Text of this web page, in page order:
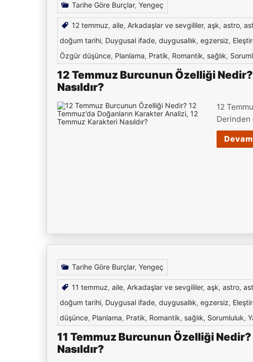
Tarihe Göre Burçlar, Yengeç
12 temmuz, aile, Arkadaşlar ve sevgililer, aşk, astro,
doğum tarihi, Duygusal ifade, duygusallık, egzersiz,
Özgür düşünce, Planlama, Pratik, Romantik, sağlık,
12 Temmuz Burcunun Özelliği
Nasıldır?
12
Derinden
Tarihe Göre Burçlar, Yengeç
11 temmuz, aile, Arkadaşlar ve sevgililer, aşk, astro,
doğum tarihi, Duygusal ifade, duygusallık, egzersiz,
düşünce, Planlama, Pratik, Romantik, sağlık, Sorumluluk,
11 Temmuz Burcunun Özelliği
Nasıldır?